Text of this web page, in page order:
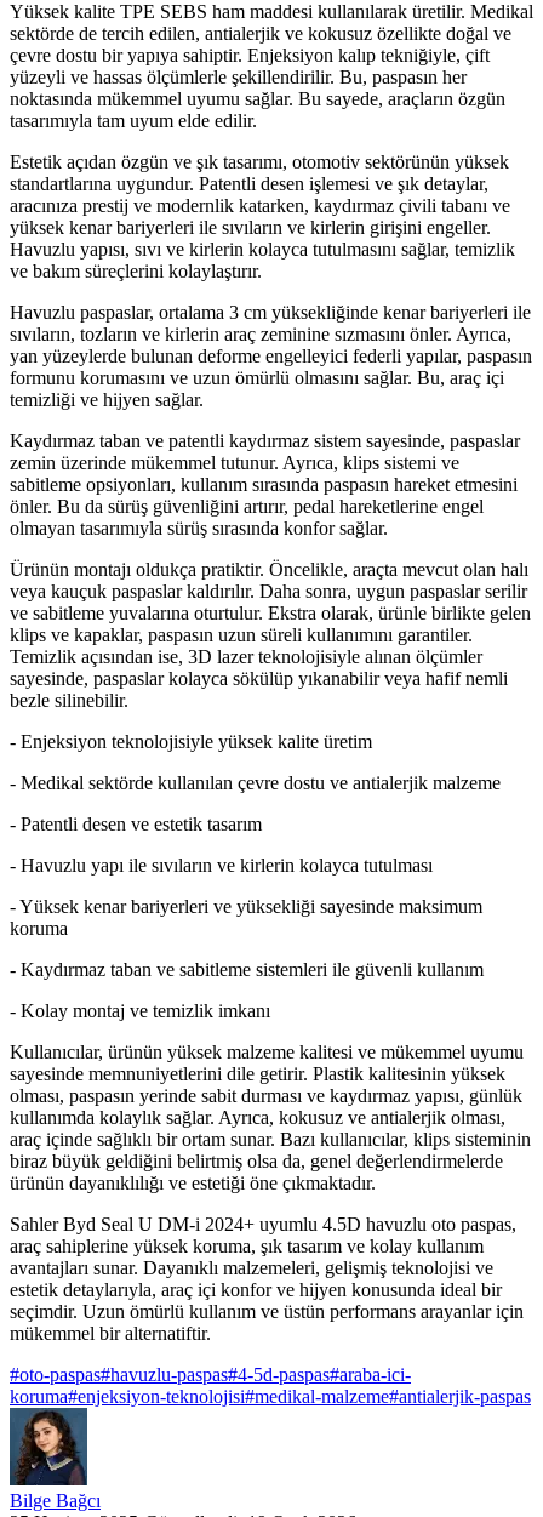
Yüksek kalite TPE SEBS ham maddesi kullanılarak üretilir. Medikal
sektörde de tercih edilen, antialerjik ve kokusuz özellikte doğal ve
çevre dostu bir yapıya sahiptir. Enjeksiyon kalıp tekniğiyle, çift
yüzeyli ve hassas ölçümlerle şekillendirilir. Bu, paspasın her
noktasında mükemmel uyumu sağlar. Bu sayede, araçların özgün
tasarımıyla tam uyum elde edilir.
Estetik açıdan özgün ve şık tasarımı, otomotiv sektörünün yüksek
standartlarına uygundur. Patentli desen işlemesi ve şık detaylar,
aracınıza prestij ve modernlik katarken, kaydırmaz çivili tabanı ve
yüksek kenar bariyerleri ile sıvıların ve kirlerin girişini engeller.
Havuzlu yapısı, sıvı ve kirlerin kolayca tutulmasını sağlar, temizlik
ve bakım süreçlerini kolaylaştırır.
Havuzlu paspaslar, ortalama 3 cm yüksekliğinde kenar bariyerleri ile
sıvıların, tozların ve kirlerin araç zeminine sızmasını önler. Ayrıca,
yan yüzeylerde bulunan deforme engelleyici federli yapılar, paspasın
formunu korumasını ve uzun ömürlü olmasını sağlar. Bu, araç içi
temizliği ve hijyen sağlar.
Kaydırmaz taban ve patentli kaydırmaz sistem sayesinde, paspaslar
zemin üzerinde mükemmel tutunur. Ayrıca, klips sistemi ve
sabitleme opsiyonları, kullanım sırasında paspasın hareket etmesini
önler. Bu da sürüş güvenliğini artırır, pedal hareketlerine engel
olmayan tasarımıyla sürüş sırasında konfor sağlar.
Ürünün montajı oldukça pratiktir. Öncelikle, araçta mevcut olan halı
veya kauçuk paspaslar kaldırılır. Daha sonra, uygun paspaslar serilir
ve sabitleme yuvalarına oturtulur. Ekstra olarak, ürünle birlikte gelen
klips ve kapaklar, paspasın uzun süreli kullanımını garantiler.
Temizlik açısından ise, 3D lazer teknolojisiyle alınan ölçümler
sayesinde, paspaslar kolayca sökülüp yıkanabilir veya hafif nemli
bezle silinebilir.
- Enjeksiyon teknolojisiyle yüksek kalite üretim
- Medikal sektörde kullanılan çevre dostu ve antialerjik malzeme
- Patentli desen ve estetik tasarım
- Havuzlu yapı ile sıvıların ve kirlerin kolayca tutulması
- Yüksek kenar bariyerleri ve yüksekliği sayesinde maksimum
koruma
- Kaydırmaz taban ve sabitleme sistemleri ile güvenli kullanım
- Kolay montaj ve temizlik imkanı
Kullanıcılar, ürünün yüksek malzeme kalitesi ve mükemmel uyumu
sayesinde memnuniyetlerini dile getirir. Plastik kalitesinin yüksek
olması, paspasın yerinde sabit durması ve kaydırmaz yapısı, günlük
kullanımda kolaylık sağlar. Ayrıca, kokusuz ve antialerjik olması,
araç içinde sağlıklı bir ortam sunar. Bazı kullanıcılar, klips sisteminin
biraz büyük geldiğini belirtmiş olsa da, genel değerlendirmelerde
ürünün dayanıklılığı ve estetiği öne çıkmaktadır.
Sahler Byd Seal U DM-i 2024+ uyumlu 4.5D havuzlu oto paspas,
araç sahiplerine yüksek koruma, şık tasarım ve kolay kullanım
avantajları sunar. Dayanıklı malzemeleri, gelişmiş teknolojisi ve
estetik detaylarıyla, araç içi konfor ve hijyen konusunda ideal bir
seçimdir. Uzun ömürlü kullanım ve üstün performans arayanlar için
mükemmel bir alternatiftir.
#oto-paspas#havuzlu-paspas#4-5d-paspas#araba-ici-
koruma#enjeksiyon-teknolojisi#medikal-malzeme#antialerjik-paspas
Bilge Bağcı